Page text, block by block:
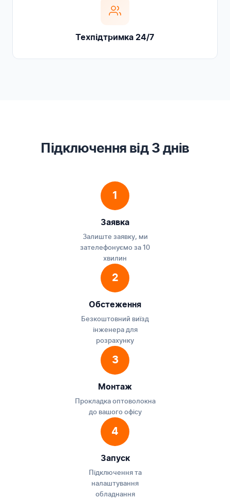
Техпідтримка 24/7
Підключення від 3 днів
1
Заявка
Залиште заявку, ми
зателефонуємо за 10
хвилин
2
Обстеження
Безкоштовний виїзд
інженера для
розрахунку
3
Монтаж
Прокладка оптоволокна
до вашого офісу
4
Запуск
Підключення та
налаштування
обладнання